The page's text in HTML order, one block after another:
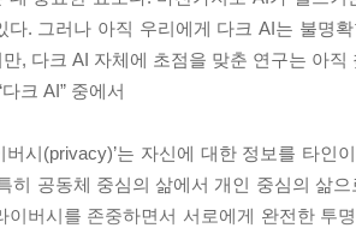
다. 그러나 아직 우리에게 다크 AI는 불명
, 다크 AI 자체에 초점을 맞춘 연구는 아직
다크 AI” 중에서
버시(privacy)’는 자신에 대한 정보를 타
히 공동체 중심의 삶에서 개인 중심의 삶
이버시를 존중하면서 서로에게 완전한 투